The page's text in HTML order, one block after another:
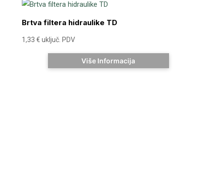
Brtva filtera hidraulike TD
1,33 € uključ. PDV
Više Informacija